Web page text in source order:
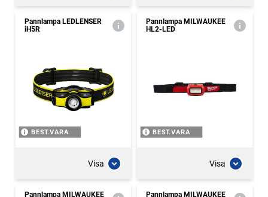
Pannlampa LEDLENSER
iH5R
BEST.VARA
Visa
Pannlampa MILWAUKEE
HL2-LED
BEST.VARA
Visa
Pannlampa MILWAUKEE Pannlampa MILWAUKEE